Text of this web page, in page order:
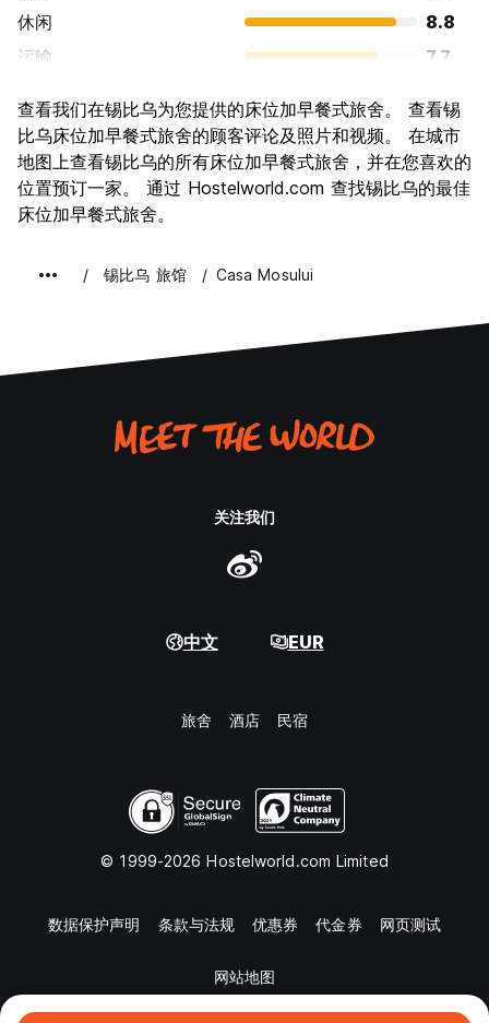
休闲
8.8
运输
7.7
文化
8.9
夜生活
7.6
物有所值
9.1
查看我们在锡比乌为您提供的床位加早餐式旅舍。 查看锡
比乌床位加早餐式旅舍的顾客评论及照片和视频。 在城市
地图上查看锡比乌的所有床位加早餐式旅舍，并在您喜欢的
位置预订一家。 通过 Hostelworld.com 查找锡比乌的最佳
床位加早餐式旅舍。
锡比乌 旅馆 Casa Mosului
关注我们
中文 EUR
旅舍 酒店 民宿
© 1999-2026 Hostelworld.com Limited
数据保护声明 条款与法规 优惠券 代金券 网页测试
网站地图